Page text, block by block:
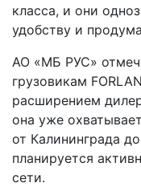
класса, и они
удобству и
АО «МБ РУС»
грузовикам
расширением
она уже
от Калининграда
планируется
сети.